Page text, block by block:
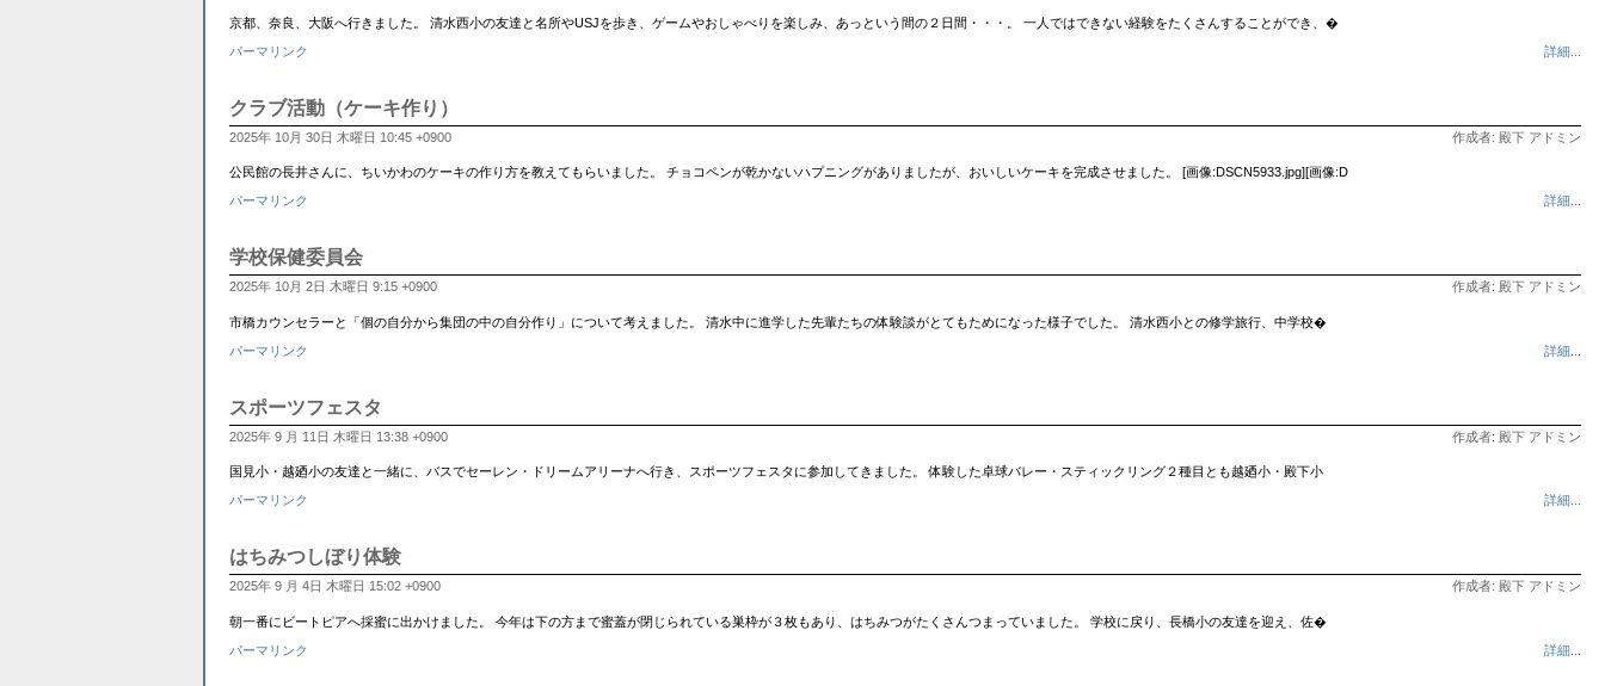
京都、奈良、大阪へ行きました。 清水西小の友達と名所やUSJを歩き、ゲームやおしゃべりを楽しみ、あっという間の２日間・・・。 一人ではできない経験をたくさんすることができ、�
パーマリンク
詳細...
クラブ活動（ケーキ作り）
2025年 10月 30日 木曜日 10:45 +0900 作成者: 殿下 アドミン
公民館の長井さんに、ちいかわのケーキの作り方を教えてもらいました。 チョコペンが乾かないハプニングがありましたが、おいしいケーキを完成させました。 [画像:DSCN5933.jpg][画像:D
パーマリンク
詳細...
学校保健委員会
2025年 10月 2日 木曜日 9:15 +0900 作成者: 殿下 アドミン
市橋カウンセラーと「個の自分から集団の中の自分作り」について考えました。 清水中に進学した先輩たちの体験談がとてもためになった様子でした。 清水西小との修学旅行、中学校�
パーマリンク
詳細...
スポーツフェスタ
2025年 9 月 11日 木曜日 13:38 +0900 作成者: 殿下 アドミン
国見小・越廼小の友達と一緒に、バスでセーレン・ドリームアリーナへ行き、スポーツフェスタに参加してきました。 体験した卓球バレー・スティックリング２種目とも越廼小・殿下小
パーマリンク
詳細...
はちみつしぼり体験
2025年 9 月 4日 木曜日 15:02 +0900 作成者: 殿下 アドミン
朝一番にビートピアへ採蜜に出かけました。 今年は下の方まで蜜蓋が閉じられている巣枠が３枚もあり、はちみつがたくさんつまっていました。 学校に戻り、長橋小の友達を迎え、佐�
パーマリンク
詳細...